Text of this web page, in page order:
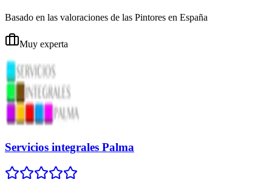
Basado en las valoraciones de las Pintores en España
Muy experta
Servicios integrales Palma